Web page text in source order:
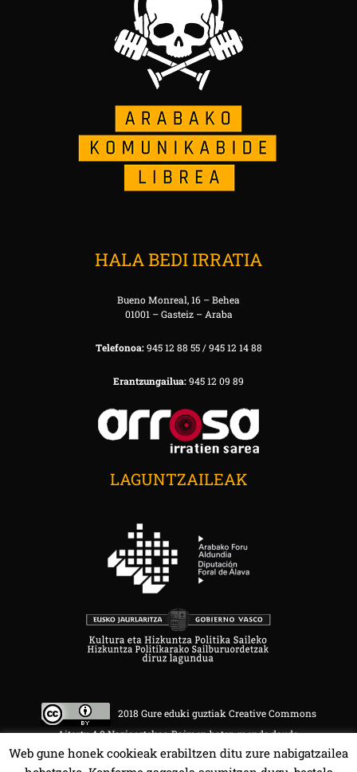
HALA BEDI IRRATIA
Bueno Monreal, 16 – Behea
01001 – Gasteiz – Araba
Telefonoa:945 12 88 55 / 945 12 14 88
Erantzungailua:945 12 09 89
LAGUNTZAILEAK
2018 Gure eduki guztiak Creative Commons
Aitortu 4.0 Nazioartekoa Baimen baten mende daude.
Web gune honek cookieak erabiltzen ditu zure nabigatzailea